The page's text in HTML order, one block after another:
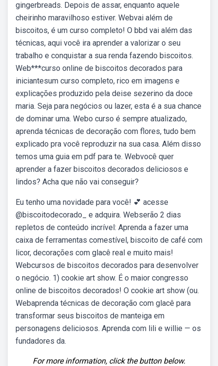
gingerbreads. Depois de assar, enquanto aquele
cheirinho maravilhoso estiver. Webvai além de
biscoitos, é um curso completo! O bbd vai além das
técnicas, aqui você ira aprender a valorizar o seu
trabalho e conquistar a sua renda fazendo biscoitos.
Web***curso online de biscoitos decorados para
iniciantesum curso completo, rico em imagens e
explicações produzido pela deise sezerino da doce
maria. Seja para negócios ou lazer, esta é a sua chance
de dominar uma. Webo curso é sempre atualizado,
aprenda técnicas de decoração com flores, tudo bem
explicado pra você reproduzir na sua casa. Além disso
temos uma guia em pdf para te. Webvocê quer
aprender a fazer biscoitos decorados deliciosos e
lindos? Acha que não vai conseguir?
Eu tenho uma novidade para você! 💕 acesse
@biscoitodecorado_ e adquira. Webserão 2 dias
repletos de conteúdo incrível: Aprenda a fazer uma
caixa de ferramentas comestível, biscoito de café com
licor, decorações com glacê real e muito mais!
Webcursos de biscoitos decorados para desenvolver
o negócio. 1) cookie art show. É o maior congresso
online de biscoitos decorados! O cookie art show (ou.
Webaprenda técnicas de decoração com glacê para
transformar seus biscoitos de manteiga em
personagens deliciosos. Aprenda com lili e willie — os
fundadores da.
For more information, click the button below.